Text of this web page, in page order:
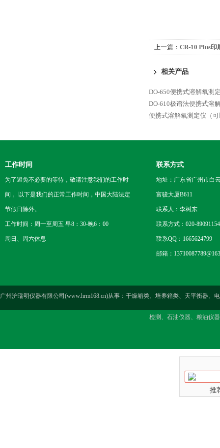
上一篇： CR-10 Plus
相关产品
DO-650便携式溶解氧测
DO-610极谱法便携式溶
便携式溶解氧测定仪（
工作时间
为了避免不必要的等待，敬请注意我们的工作时
间 。以下是我们的正常工作时间，中国大陆法定
节假日除外。
工作时间：周一至周五 早8：30-晚6：00
周日、周六休息
联系方式
地址：广东省广州市白
富骏大厦B611
联系人：李树东
联系方式：020-89091154
联系QQ：1665624799
邮箱：
广州沪瑞明仪器有限公司(www.hrm168.cn)从事：干燥箱类、培养箱类、天平衡器
检测、石油仪器、粮油仪
推